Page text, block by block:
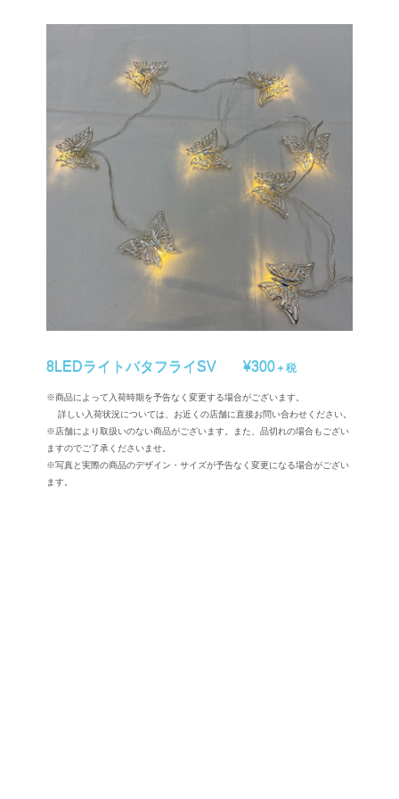
8LEDライトバタフライSV ¥300＋税
※商品によって入荷時期を予告なく変更する場合がございます。
詳しい入荷状況については、お近くの店舗に直接お問い合わせください。
※店舗により取扱いのない商品がございます。また、品切れの場合もござい
ますのでご了承くださいませ。
※写真と実際の商品のデザイン・サイズが予告なく変更になる場合がござい
ます。